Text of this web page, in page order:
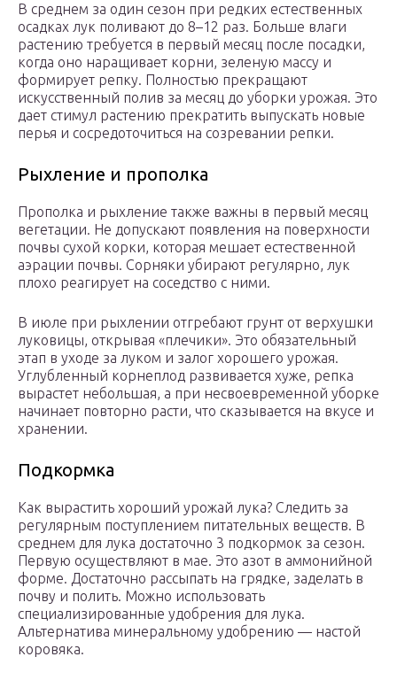
В среднем за один сезон при редких естественных
осадках лук поливают до 8–12 раз. Больше влаги
растению требуется в первый месяц после посадки,
когда оно наращивает корни, зеленую массу и
формирует репку. Полностью прекращают
искусственный полив за месяц до уборки урожая. Это
дает стимул растению прекратить выпускать новые
перья и сосредоточиться на созревании репки.
Рыхление и прополка
Прополка и рыхление также важны в первый месяц
вегетации. Не допускают появления на поверхности
почвы сухой корки, которая мешает естественной
аэрации почвы. Сорняки убирают регулярно, лук
плохо реагирует на соседство с ними.
В июле при рыхлении отгребают грунт от верхушки
луковицы, открывая «плечики». Это обязательный
этап в уходе за луком и залог хорошего урожая.
Углубленный корнеплод развивается хуже, репка
вырастет небольшая, а при несвоевременной уборке
начинает повторно расти, что сказывается на вкусе и
хранении.
Подкормка
Как вырастить хороший урожай лука? Следить за
регулярным поступлением питательных веществ. В
среднем для лука достаточно 3 подкормок за сезон.
Первую осуществляют в мае. Это азот в аммонийной
форме. Достаточно рассыпать на грядке, заделать в
почву и полить. Можно использовать
специализированные удобрения для лука.
Альтернатива минеральному удобрению — настой
коровяка.